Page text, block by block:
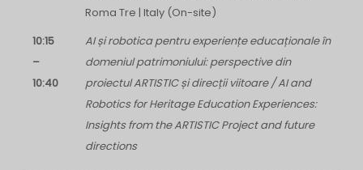
10:15
–
10:40
Roma Tre | Italy (On-site)
AI și robotica pentru experiențe educaționale în
domeniul patrimoniului: perspective din
proiectul ARTISTIC și direcții viitoare /AI and
Robotics for Heritage Education Experiences:
Insights from the ARTISTIC Project and future
directions